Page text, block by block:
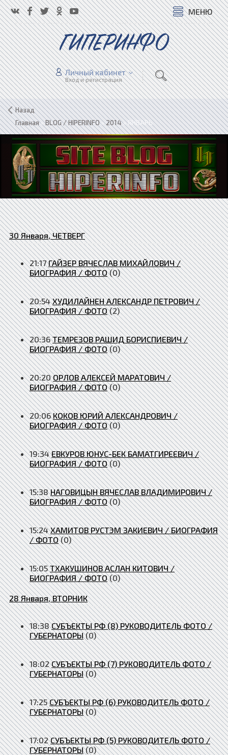
МЕНЮ
ГИПЕРИНФО
Личный кабинет
Вход и регистрация
Назад
Главная»BLOG / HIPERINFO»2014»ЯНВАРЬ
30 Января, ЧЕТВЕРГ
21:17 ГАЙЗЕР ВЯЧЕСЛАВ МИХАЙЛОВИЧ /
БИОГРАФИЯ / ФОТО (0)
20:54 ХУДИЛАЙНЕН АЛЕКСАНДР ПЕТРОВИЧ /
БИОГРАФИЯ / ФОТО (2)
20:36 ТЕМРЕЗОВ РАШИД БОРИСПИЕВИЧ /
БИОГРАФИЯ / ФОТО (0)
20:20 ОРЛОВ АЛЕКСЕЙ МАРАТОВИЧ /
БИОГРАФИЯ / ФОТО (0)
20:06 КОКОВ ЮРИЙ АЛЕКСАНДРОВИЧ /
БИОГРАФИЯ / ФОТО (0)
19:34 ЕВКУРОВ ЮНУС-БЕК БАМАТГИРЕЕВИЧ /
БИОГРАФИЯ / ФОТО (0)
15:38 НАГОВИЦЫН ВЯЧЕСЛАВ ВЛАДИМИРОВИЧ /
БИОГРАФИЯ / ФОТО (0)
15:24 ХАМИТОВ РУСТЭМ ЗАКИЕВИЧ / БИОГРАФИЯ
/ ФОТО (0)
15:05 ТХАКУШИНОВ АСЛАН КИТОВИЧ /
БИОГРАФИЯ / ФОТО (0)
28 Января, ВТОРНИК
18:38 СУБЪЕКТЫ РФ (8) РУКОВОДИТЕЛЬ ФОТО /
ГУБЕРНАТОРЫ (0)
18:02 СУБЪЕКТЫ РФ (7) РУКОВОДИТЕЛЬ ФОТО /
ГУБЕРНАТОРЫ (0)
17:25 СУБЪЕКТЫ РФ (6) РУКОВОДИТЕЛЬ ФОТО /
ГУБЕРНАТОРЫ (0)
17:02 СУБЪЕКТЫ РФ (5) РУКОВОДИТЕЛЬ ФОТО /
ГУБЕРНАТОРЫ (0)